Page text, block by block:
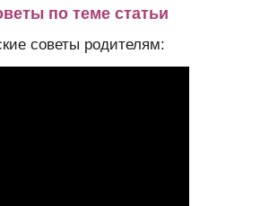
по теме статьи
советы родителям: